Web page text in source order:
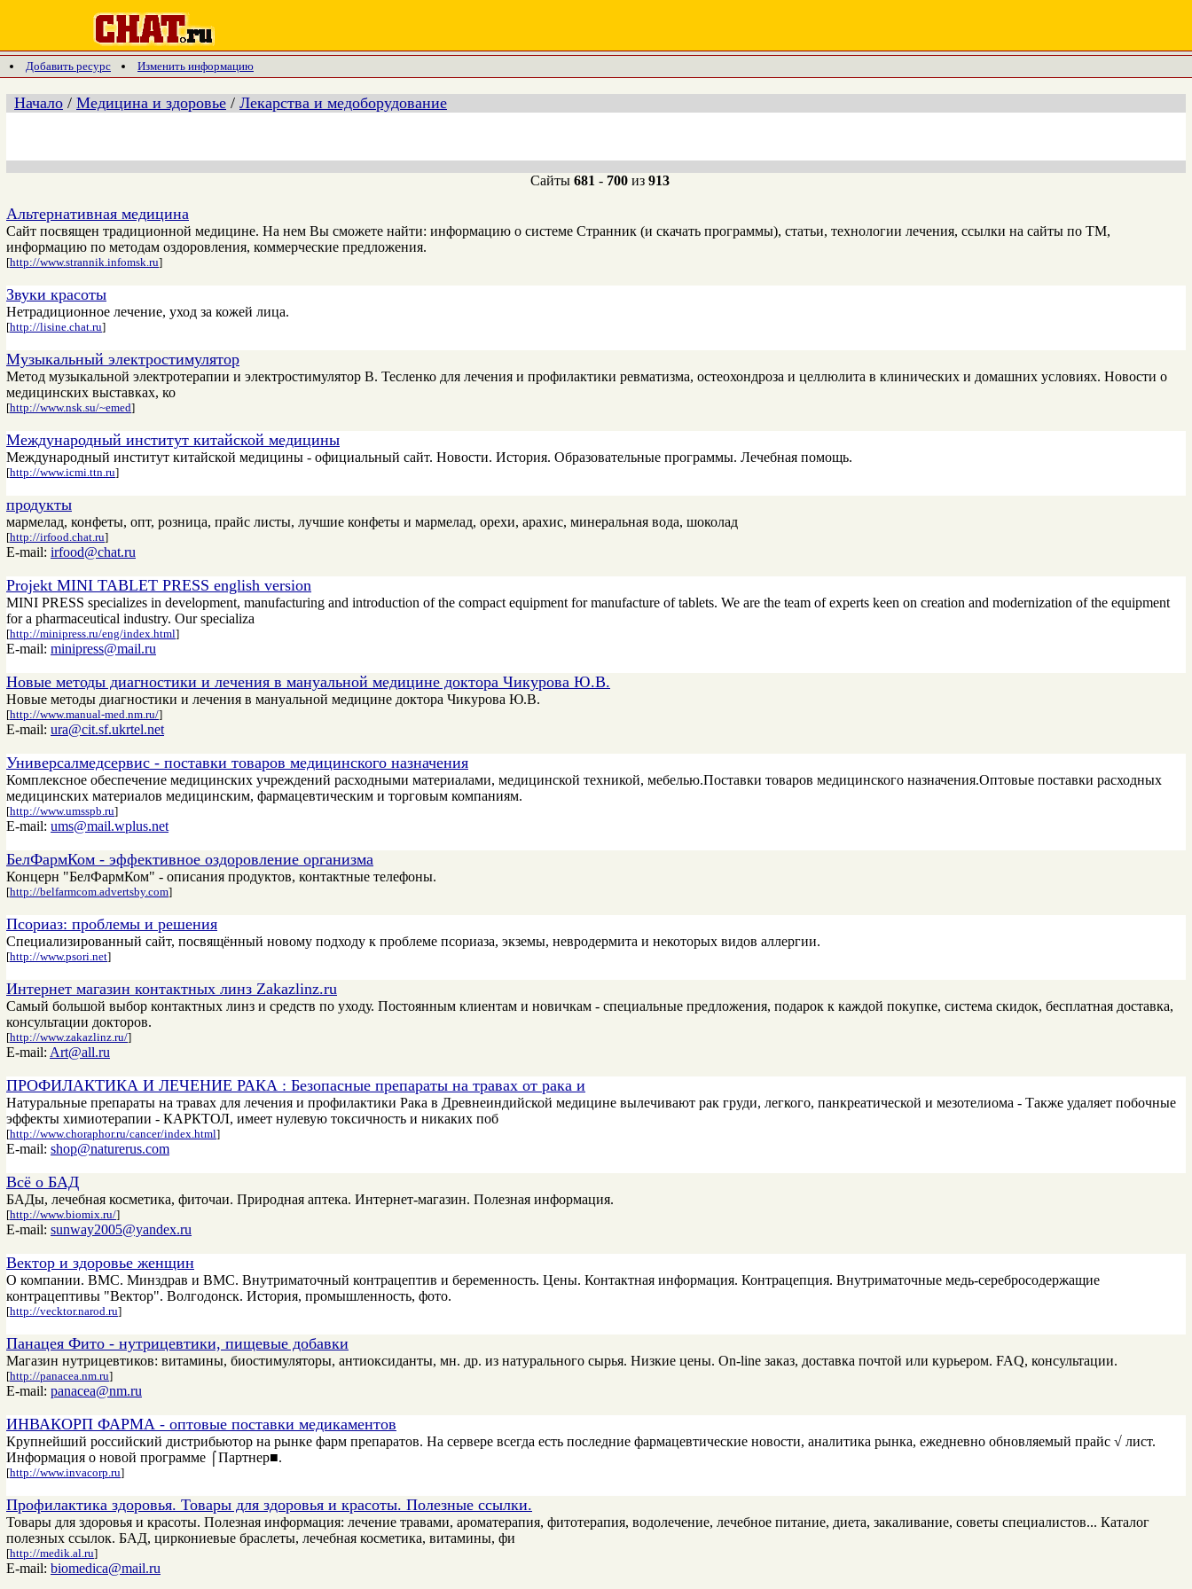
Добавить ресурс Изменить информацию
Начало / Медицина и здоровье / Лекарства и медоборудование
Сайты 681 - 700из 913
Альтернативная медицина
Сайт посвящен традиционной медицине. На нем Вы сможете найти: информацию о системе Странник (и скачать программы), статьи, технологии лечения, ссылки на сайты по ТМ,
информацию по методам оздоровления, коммерческие предложения.
[http://www.strannik.infomsk.ru]
Звуки красоты
Нетрадиционное лечение, уход за кожей лица.
[http://lisine.chat.ru]
Музыкальный электростимулятор
Метод музыкальной электротерапии и электростимулятор В. Тесленко для лечения и профилактики ревматизма, остеохондроза и целлюлита в клинических и домашних условиях. Новости о
медицинских выставках, ко
[http://www.nsk.su/~emed]
Международный институт китайской медицины
Международный институт китайской медицины - официальный сайт. Новости. История. Образовательные программы. Лечебная помощь.
[http://www.icmi.ttn.ru]
продукты
мармелад, конфеты, опт, розница, прайс листы, лучшие конфеты и мармелад, орехи, арахис, минеральная вода, шоколад
[http://irfood.chat.ru]
E-mail: irfood@chat.ru
Projekt MINI TABLET PRESS english version
MINI PRESS specializes in development, manufacturing and introduction of the compact equipment for manufacture of tablets. We are the team of experts keen on creation and modernization of the equipment
for a pharmaceutical industry. Our specializa
[http://minipress.ru/eng/index.html]
E-mail: minipress@mail.ru
Новые методы диагностики и лечения в мануальной медицине доктора Чикурова Ю.В.
Новые методы диагностики и лечения в мануальной медицине доктора Чикурова Ю.В.
[http://www.manual-med.nm.ru/]
E-mail: ura@cit.sf.ukrtel.net
Универсалмедсервис - поставки товаров медицинского назначения
Комплексное обеспечение медицинских учреждений расходными материалами, медицинской техникой, мебелью.Поставки товаров медицинского назначения.Оптовые поставки расходных
медицинских материалов медицинским, фармацевтическим и торговым компаниям.
[http://www.umsspb.ru]
E-mail: ums@mail.wplus.net
БелФармКом - эффективное оздоровление организма
Концерн "БелФармКом" - описания продуктов, контактные телефоны.
[http://belfarmcom.advertsby.com]
Псориаз: проблемы и решения
Специализированный сайт, посвящённый новому подходу к проблеме псориаза, экземы, невродермита и некоторых видов аллергии.
[http://www.psori.net]
Интернет магазин контактных линз Zakazlinz.ru
Самый большой выбор контактных линз и средств по уходу. Постоянным клиентам и новичкам - специальные предложения, подарок к каждой покупке, система скидок, бесплатная доставка,
консультации докторов.
[http://www.zakazlinz.ru/]
E-mail: Art@all.ru
ПРОФИЛАКТИКА И ЛЕЧЕНИЕ РАКА : Безопасные препараты на травах от рака и
Натуральные препараты на травах для лечения и профилактики Рака в Древнеиндийской медицине вылечивают рак груди, легкого, панкреатической и мезотелиома - Также удаляет побочные
эффекты химиотерапии - КАРКТОЛ, имеет нулевую токсичность и никаких поб
[http://www.choraphor.ru/cancer/index.html]
E-mail: shop@naturerus.com
Всё о БАД
БАДы, лечебная косметика, фиточаи. Природная аптека. Интернет-магазин. Полезная информация.
[http://www.biomix.ru/]
E-mail: sunway2005@yandex.ru
Вектор и здоровье женщин
О компании. ВМС. Минздрав и ВМС. Внутриматочный контрацептив и беременность. Цены. Контактная информация. Контрацепция. Внутриматочные медь-серебросодержащие
контрацептивы "Вектор". Волгодонск. История, промышленность, фото.
[http://vecktor.narod.ru]
Панацея Фито - нутрицевтики, пищевые добавки
Магазин нутрицевтиков: витамины, биостимуляторы, антиоксиданты, мн. др. из натурального сырья. Низкие цены. On-line заказ, доставка почтой или курьером. FAQ, консультации.
[http://panacea.nm.ru]
E-mail: panacea@nm.ru
ИНВАКОРП ФАРМА - оптовые поставки медикаментов
Крупнейший российский дистрибьютор на рынке фарм препаратов. На сервере всегда есть последние фармацевтические новости, аналитика рынка, ежедневно обновляемый прайс √ лист.
Информация о новой программе ⌠Партнер■.
[http://www.invacorp.ru]
Профилактика здоровья. Товары для здоровья и красоты. Полезные ссылки.
Товары для здоровья и красоты. Полезная информация: лечение травами, ароматерапия, фитотерапия, водолечение, лечебное питание, диета, закаливание, советы специалистов... Каталог
полезных ссылок. БАД, циркониевые браслеты, лечебная косметика, витамины, фи
[http://medik.al.ru]
E-mail: biomedica@mail.ru